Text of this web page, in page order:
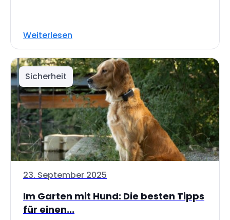
Weiterlesen
Sicherheit
23. September 2025
Im Garten mit Hund: Die besten Tipps
für einen...